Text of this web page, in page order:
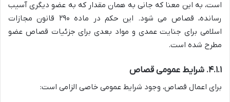
است، به این معنا که جانی به همان مقدار که به عضو دیگری آسیب
رسانده، قصاص می شود. این حکم در ماده ۲۹۰ قانون مجازات
اسلامی برای جنایت عمدی و مواد بعدی برای جزئیات قصاص عضو
مطرح شده است.
۴.۱.۱. شرایط عمومی قصاص
برای اعمال قصاص، وجود شرایط عمومی خاصی الزامی است: